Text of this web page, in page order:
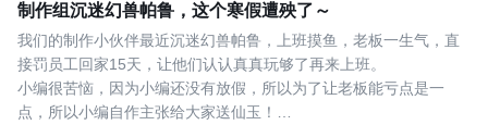
制作组沉迷幻兽帕鲁，这个寒假遭殃了～
我们的制作小伙伴最近沉迷幻兽帕鲁，上班摸鱼，老板一生气，直
接罚员工回家15天，让他们认认真真玩够了再来上班。
小编很苦恼，因为小编还没有放假，所以为了让老板能亏点是一
点，所以小编自作主张给大家送仙玉！